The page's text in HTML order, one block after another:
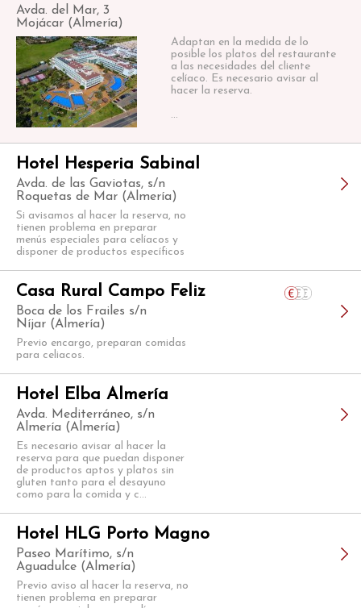
Avda. del Mar, 3
Mojácar (Almería)
Adaptan en la medida de lo
posible los platos del restaurante
a las necesidades del cliente
celíaco. Es necesario avisar al
hacer la reserva.
...
Hotel Hesperia Sabinal
Avda. de las Gaviotas, s/n
Roquetas de Mar (Almería)
Si avisamos al hacer la reserva, no
tienen problema en preparar
menús especiales para celíacos y
disponer de productos específicos
Casa Rural Campo Feliz
Boca de los Frailes s/n
Níjar (Almería)
Previo encargo, preparan comidas
para celiacos.
Hotel Elba Almería
Avda. Mediterráneo, s/n
Almería (Almería)
Es necesario avisar al hacer la
reserva para que puedan disponer
de productos aptos y platos sin
gluten tanto para el desayuno
como para la comida y c...
Hotel HLG Porto Magno
Paseo Marítimo, s/n
Aguadulce (Almería)
Previo aviso al hacer la reserva, no
tienen problema en preparar